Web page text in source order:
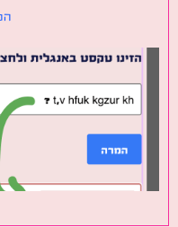
המרת